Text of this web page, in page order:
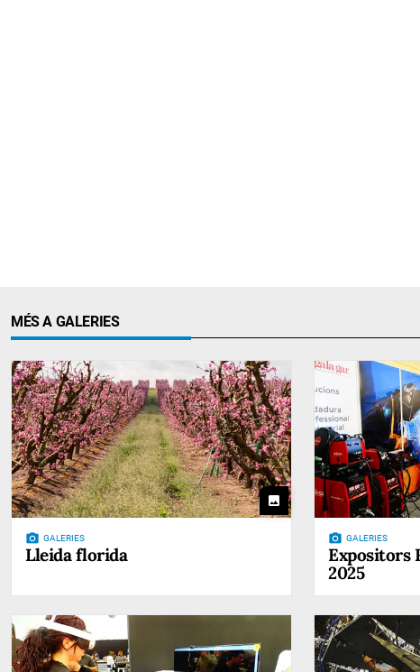
MÉS A GALERIES
photo
photo_camera GALERIES
Lleida florida
photo_camera GALERIES
Expositors
2025